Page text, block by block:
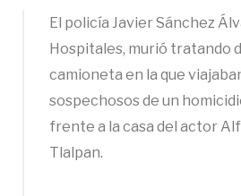
El policía Javier Sánchez
Hospitales, murió tratando
camioneta en la que
sospechosos de un
frente a la casa del actor
Tlalpan.